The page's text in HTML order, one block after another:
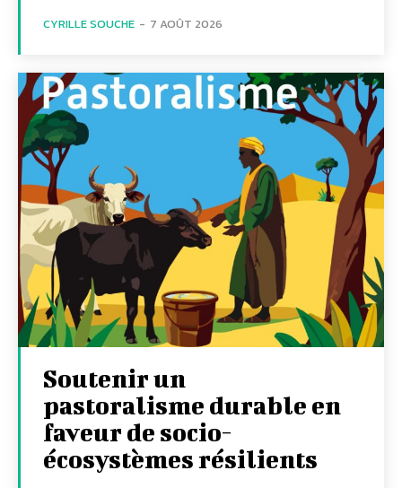
CYRILLE SOUCHE - 7 AOÛT 2026
Soutenir un
pastoralisme durable en
faveur de socio-
écosystèmes résilients